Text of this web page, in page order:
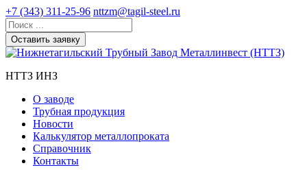
+7 (343) 311-25-96 nttzm@tagil-steel.ru
Оставить заявку
НТТЗ ИНЗ
О заводе
Трубная продукция
Новости
Калькулятор металлопроката
Справочник
Контакты